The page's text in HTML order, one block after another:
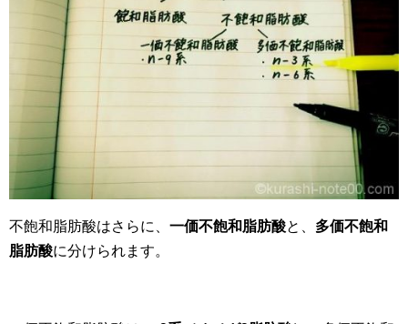
不飽和脂肪酸はさらに、 一価不飽和脂肪酸と、 多価不飽和
脂肪酸に分けられます。